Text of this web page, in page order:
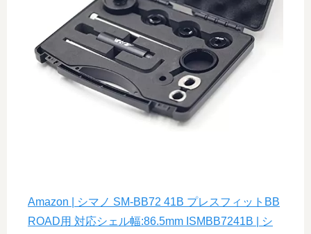
Amazon | シマノ SM-BB72 41B プレスフィットBB
ROAD用 対応シェル幅:86.5mm ISMBB7241B | シ